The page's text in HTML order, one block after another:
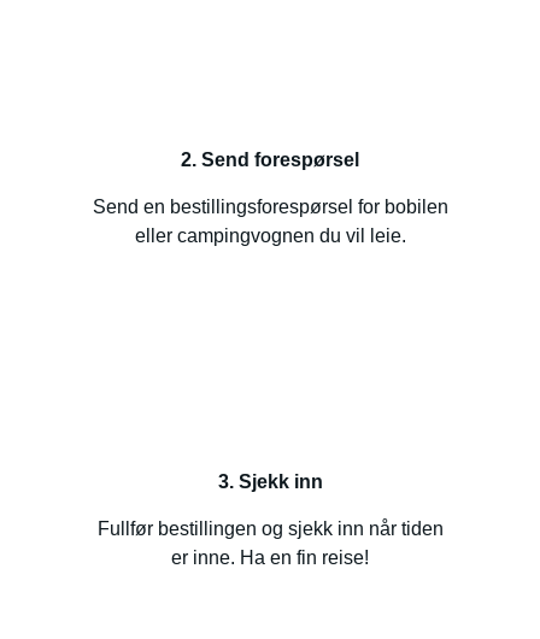
2. Send forespørsel
Send en bestillingsforespørsel for bobilen
eller campingvognen du vil leie.
3. Sjekk inn
Fullfør bestillingen og sjekk inn når tiden
er inne. Ha en fin reise!